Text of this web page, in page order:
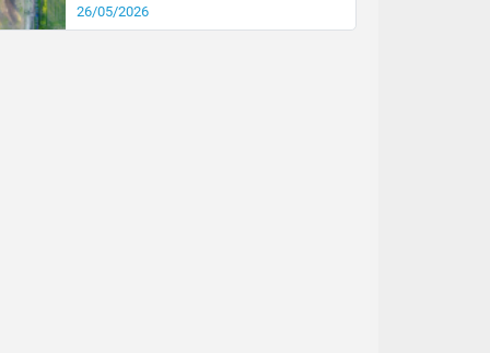
sur le
en
h. Côté
entre
en Anjou.
pointes
26/05/2026